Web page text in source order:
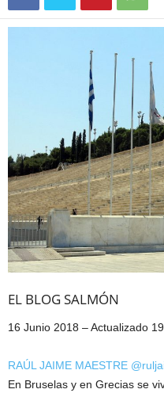
EL BLOG SALMÓN
16 Junio 2018 – Actualizado
RAÚL JAIME MAESTRE
En Bruselas y en Grecias se